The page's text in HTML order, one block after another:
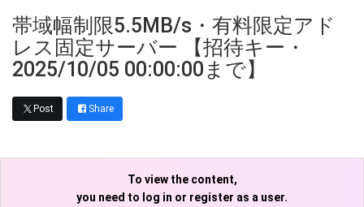
帯域幅制限5.5MB/s・有料限定アド
レス固定サーバー 【招待キー・
2025/10/05 00:00:00まで】
Post Share
To view the content,
you need to log in or register as a user.